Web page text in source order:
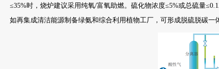
≤35%时，烧炉建议采用纯氧/富氧助燃。硫化物浓度≤5%或总硫量
如再集成清洁能源制备绿氨和综合利用植物工厂，可形成脱硫脱碳一